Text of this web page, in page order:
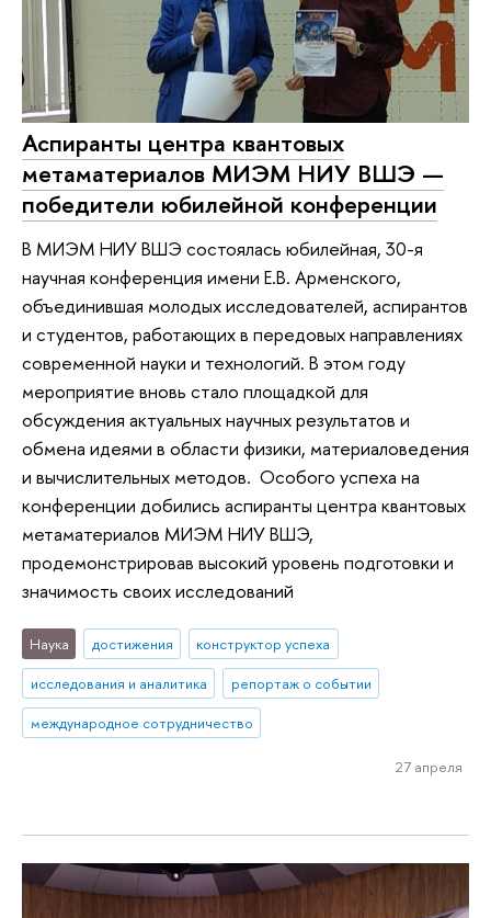
Аспиранты центра квантовых
метаматериалов МИЭМ НИУ ВШЭ —
победители юбилейной конференции
В МИЭМ НИУ ВШЭ состоялась юбилейная, 30-я
научная конференция имени Е.В. Арменского,
объединившая молодых исследователей, аспирантов
и студентов, работающих в передовых направлениях
современной науки и технологий. В этом году
мероприятие вновь стало площадкой для
обсуждения актуальных научных результатов и
обмена идеями в области физики, материаловедения
и вычислительных методов. Особого успеха на
конференции добились аспиранты центра квантовых
метаматериалов МИЭМ НИУ ВШЭ,
продемонстрировав высокий уровень подготовки и
значимость своих исследований
Наука достижения
конструктор успеха
исследования и аналитика
репортаж о событии
международное сотрудничество
27 апреля